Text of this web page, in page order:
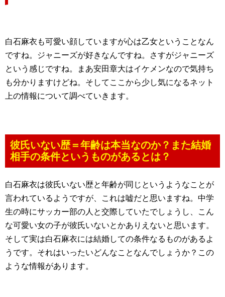
白石麻衣も可愛い顔していますが心は乙女ということなん
ですね。ジャニーズが好きなんですね。さすがジャニーズ
という感じですね。まあ安田章大はイケメンなので気持ち
も分かりますけどね。そしてここから少し気になるネット
上の情報について調べていきます。
彼氏いない歴＝年齢は本当なのか？また結婚
相手の条件というものがあるとは？
白石麻衣は彼氏いない歴と年齢が同じというようなことが
言われているようですが、これは嘘だと思いますね。中学
生の時にサッカー部の人と交際していたでしょうし、こん
な可愛い女の子が彼氏いないとかありえないと思います。
そして実は白石麻衣には結婚しての条件なるものがあるよ
うです。それはいったいどんなことなんでしょうか？この
ような情報があります。